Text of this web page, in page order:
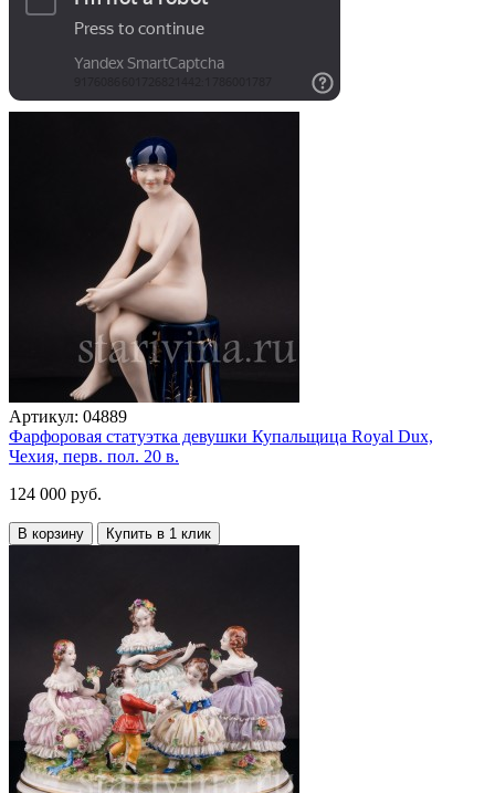
Артикул: 04889
Фарфоровая статуэтка девушки Купальщица Royal Dux,
Чехия, перв. пол. 20 в.
124 000 руб.
В корзину Купить в 1 клик